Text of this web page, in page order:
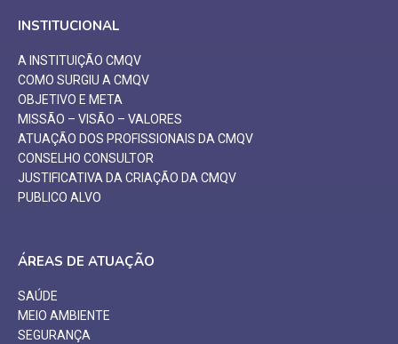
INSTITUCIONAL
A INSTITUIÇÃO CMQV
COMO SURGIU A CMQV
OBJETIVO E META
MISSÃO – VISÃO – VALORES
ATUAÇÃO DOS PROFISSIONAIS DA CMQV
CONSELHO CONSULTOR
JUSTIFICATIVA DA CRIAÇÃO DA CMQV
PUBLICO ALVO
ÁREAS DE ATUAÇÃO
SAÚDE
MEIO AMBIENTE
SEGURANÇA